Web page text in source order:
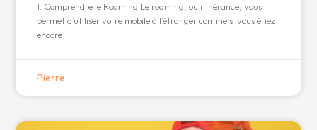
1. Comprendre le Roaming Le roaming, ou itinérance, vous
permet d’utiliser votre mobile à l’étranger comme si vous étiez
encore
Pierre